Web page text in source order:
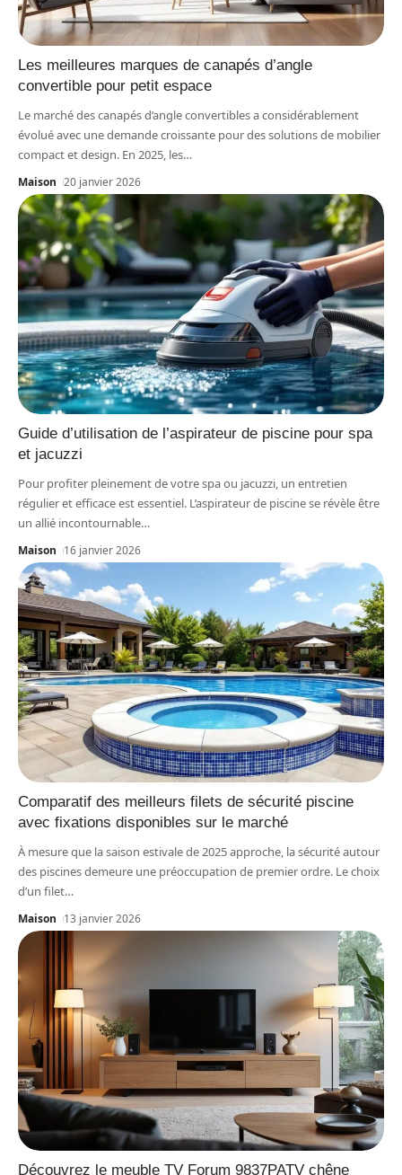
Les meilleures marques de canapés d’angle
convertible pour petit espace
Le marché des canapés d’angle convertibles a considérablement
évolué avec une demande croissante pour des solutions de mobilier
compact et design. En 2025, les…
Maison 20 janvier 2026
Guide d’utilisation de l’aspirateur de piscine pour spa
et jacuzzi
Pour profiter pleinement de votre spa ou jacuzzi, un entretien
régulier et efficace est essentiel. L’aspirateur de piscine se révèle être
un allié incontournable…
Maison 16 janvier 2026
Comparatif des meilleurs filets de sécurité piscine
avec fixations disponibles sur le marché
À mesure que la saison estivale de 2025 approche, la sécurité autour
des piscines demeure une préoccupation de premier ordre. Le choix
d’un filet…
Maison 13 janvier 2026
Découvrez le meuble TV Forum 9837PATV chêne